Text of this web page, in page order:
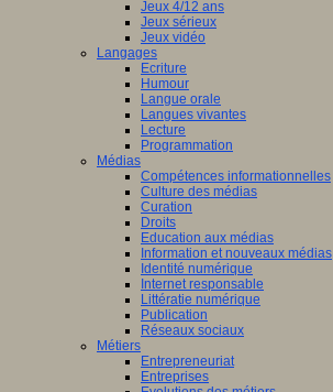
Jeux 4/12 ans
Jeux sérieux
Jeux vidéo
Langages
Ecriture
Humour
Langue orale
Langues vivantes
Lecture
Programmation
Médias
Compétences informationnelles
Culture des médias
Curation
Droits
Education aux médias
Information et nouveaux médias
Identité numérique
Internet responsable
Littératie numérique
Publication
Réseaux sociaux
Métiers
Entrepreneuriat
Entreprises